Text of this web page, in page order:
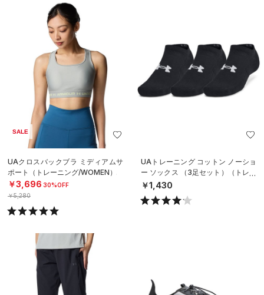
SALE
UAクロスバックブラ ミディアムサ
ポート（トレーニング/WOMEN）
￥3,696 30%OFF
￥5,280
UAトレーニング コットン ノーショ
ー ソックス （3足セット）（トレー
ニング/UNISEX）
￥1,430